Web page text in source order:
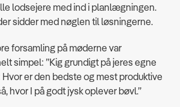
lodsejere med ind i planlægningen.
sidder med nøglen til løsningerne.
forsamling på møderne var
simpel: ”Kig grundigt på jeres egne
er den bedste og mest produktive
hvor I på godt jysk oplever bøvl.”